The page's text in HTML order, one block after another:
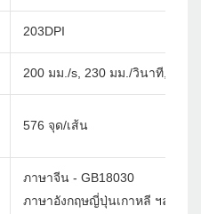
203DPI
200 มม./s, 230 มม./วินาที, 260
576 จุด/เส้น
ภาษาจีน - GB18030
ภาษาอังกฤษญี่ปุ่นเกาหลี ฯลฯ กำ